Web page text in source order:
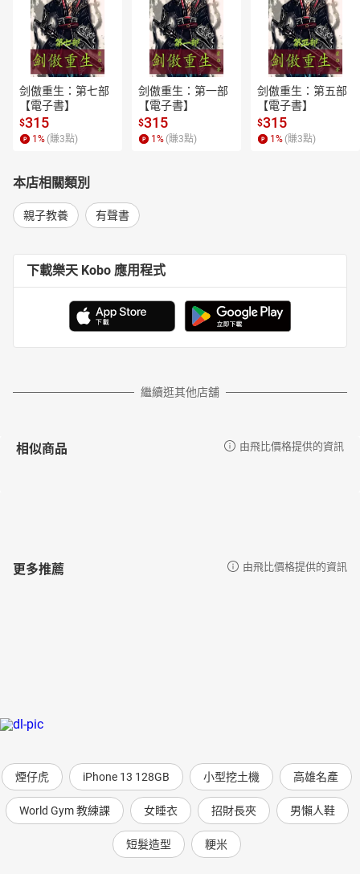
剑傲重生：第七部
【電子書】
$315
1 % (賺3點)
剑傲重生：第一部
【電子書】
$315
1 % (賺3點)
剑傲重生：第五部
【電子書】
$315
1 % (賺3點)
本店相關類別
親子教養 有聲書
下載樂天 Kobo 應用程式
繼續逛其他店舖
相似商品 由飛比價格提供的資訊
更多推薦 由飛比價格提供的資訊
煙仔虎 iPhone 13 128GB 小型挖土機 高雄名產
World Gym 教練課 女睡衣 招財長夾 男懶人鞋
短髮造型 粳米